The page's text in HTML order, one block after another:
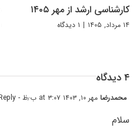
کارشناسی ارشد از مهر ۱۴۰۵
۱۴ مرداد, ۱۴۰۵ | ۱ دیدگاه
۴ دیدگاه
محمدرضامهر ۱۰, ۱۴۰۳ at ۳:۰۷ ب٫ظ - Reply
سلام